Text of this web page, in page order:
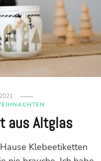
aus Altglas
Klebeetiketten